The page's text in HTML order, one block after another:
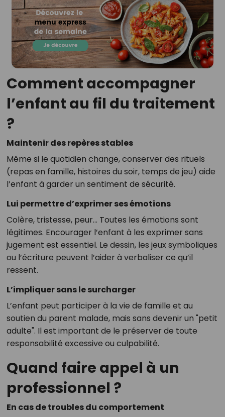
Comment accompagner
l’enfant au fil du traitement
?
Maintenir des repères stables
Même si le quotidien change, conserver des rituels
(repas en famille, histoires du soir, temps de jeu) aide
l’enfant à garder un sentiment de sécurité.
Lui permettre d’exprimer ses émotions
Colère, tristesse, peur… Toutes les émotions sont
légitimes. Encourager l’enfant à les exprimer sans
jugement est essentiel. Le dessin, les jeux symboliques
ou l’écriture peuvent l’aider à verbaliser ce qu’il
ressent.
L’impliquer sans le surcharger
L’enfant peut participer à la vie de famille et au
soutien du parent malade, mais sans devenir un "petit
adulte". Il est important de le préserver de toute
responsabilité excessive ou culpabilité.
Quand faire appel à un
professionnel ?
En cas de troubles du comportement